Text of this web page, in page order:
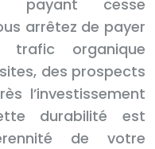
cesse
arrêtez de payer
organique
des prospects
l’investissement
durabilité est
de votre